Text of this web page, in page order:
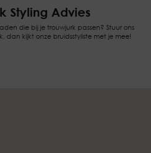
Styling Advies
die bij je trouwjurk passen? Stuur ons
dan kijkt onze bruidsstyliste met je mee!